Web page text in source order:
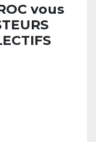
vous